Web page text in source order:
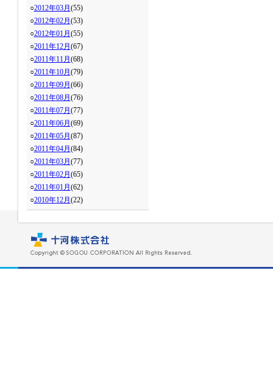
○2012年03月 (55)
○2012年02月 (53)
○2012年01月 (55)
○2011年12月 (67)
○2011年11月 (68)
○2011年10月 (79)
○2011年09月 (66)
○2011年08月 (76)
○2011年07月 (77)
○2011年06月 (69)
○2011年05月 (87)
○2011年04月 (84)
○2011年03月 (77)
○2011年02月 (65)
○2011年01月 (62)
○2010年12月 (22)